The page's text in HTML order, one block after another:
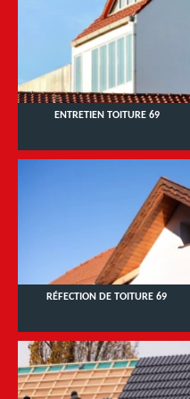
ENTRETIEN TOITURE 69
RÉFECTION DE TOITURE 69